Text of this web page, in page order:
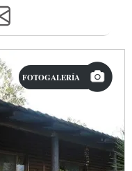
FOTOGALERÍA